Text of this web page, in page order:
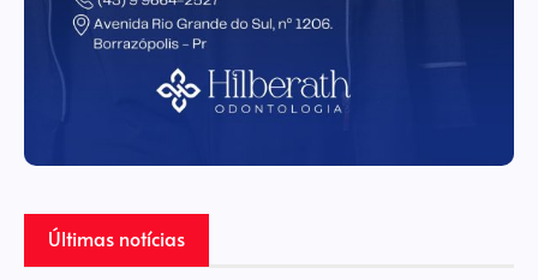
Últimas notícias